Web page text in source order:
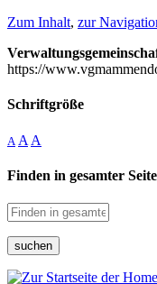
Zum Inhalt, zur
https://
Schriftgröße
A A A
Finden in gesamter Seite
suchen